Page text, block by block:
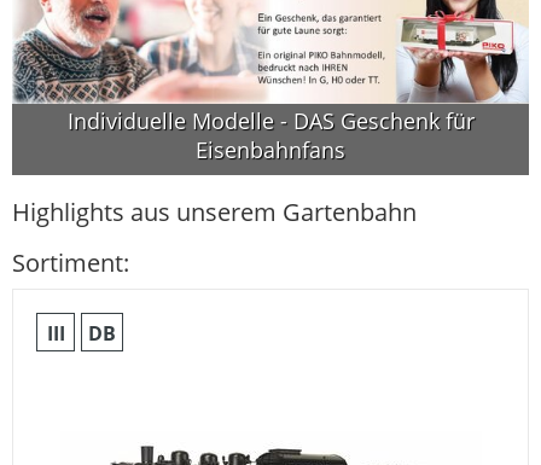
Individuelle Modelle - DAS Geschenk für
Eisenbahnfans
Highlights aus unserem Gartenbahn
Sortiment:
III DB